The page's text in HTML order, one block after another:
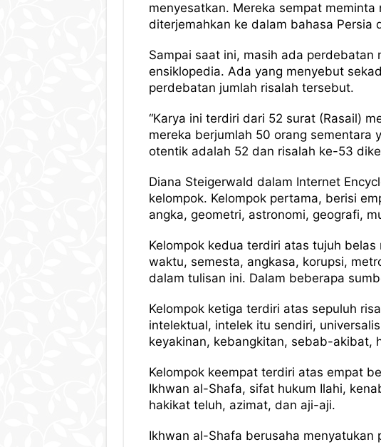
menyesatkan. Mereka sempat
diterjemahkan ke dalam bahasa Persia
Sampai saat ini, masih ada
ensiklopedia. Ada yang menyebut
perdebatan jumlah risalah tersebut.
“Karya ini terdiri dari 52 surat (Rasail)
mereka berjumlah 50 orang sementara
otentik adalah 52 dan risalah ke-53
Diana Steigerwald dalam Internet
kelompok. Kelompok pertama, berisi
angka, geometri, astronomi, geografi,
Kelompok kedua terdiri atas tujuh
waktu, semesta, angkasa, korupsi,
dalam tulisan ini. Dalam beberapa
Kelompok ketiga terdiri atas sepuluh
intelektual, intelek itu sendiri,
keyakinan, kebangkitan, sebab-akibat,
Kelompok keempat terdiri atas empat
Ikhwan al-Shafa, sifat hukum Ilahi,
hakikat teluh, azimat, dan aji-aji.
Ikhwan al-Shafa berusaha menyatukan